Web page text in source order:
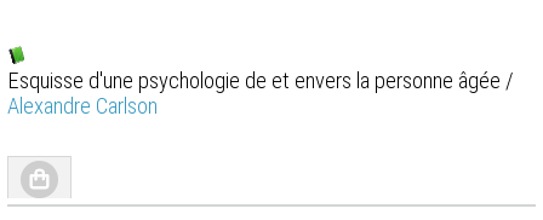
Esquisse d'une psychologie de et envers la personne âgée /
Alexandre Carlson